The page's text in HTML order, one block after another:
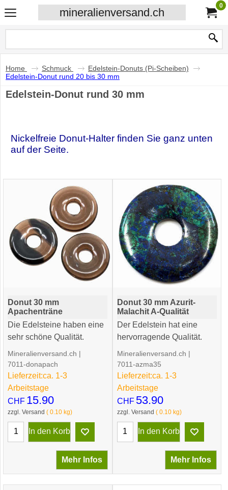
mineralienversand.ch
0
Home Schmuck
Edelstein-Donuts (Pi-Scheiben)
Edelstein-Donut rund 20 bis 30 mm
Edelstein-Donut rund 30 mm
Nickelfreie Donut-Halter finden Sie ganz unten
auf der Seite.
Donut 30 mm
Apachenträne
Die Edelsteine haben eine
sehr schöne Qualität.
CHF 15.90
zzgl. Versand 0.10 kg
Mineralienversand.ch
7011-donapach
Lieferzeit:ca. 1-3
Arbeitstage
In den Korb
Mehr Infos
Donut 30 mm Azurit-
Malachit A-Qualität
Der Edelstein hat eine
hervorragende Qualität.
CHF 53.90
zzgl. Versand 0.10kg
Mineralienversand.ch
7011-azma35
Lieferzeit:ca. 1-3
Arbeitstage
In den Korb
Mehr Infos